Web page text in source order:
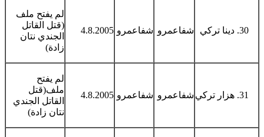
دينا تركي شفاعمرو شفاعمرو 4.8.2005
لم يفتح ملف
(قتل القاتل
الجندي نتان
زادة)
هزار تركي شفاعمرو شفاعمرو 4.8.2005
لم يفتح
ملف(قتل
القاتل الجندي
نتان زادة)